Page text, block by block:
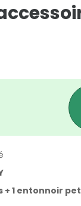
+ 1 entonnoir